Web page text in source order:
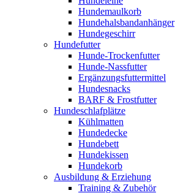
Hundemaulkorb
Hundehalsbandanhänger
Hundegeschirr
Hundefutter
Hunde-Trockenfutter
Hunde-Nassfutter
Ergänzungsfuttermittel
Hundesnacks
BARF & Frostfutter
Hundeschlafplätze
Kühlmatten
Hundedecke
Hundebett
Hundekissen
Hundekorb
Ausbildung & Erziehung
Training & Zubehör